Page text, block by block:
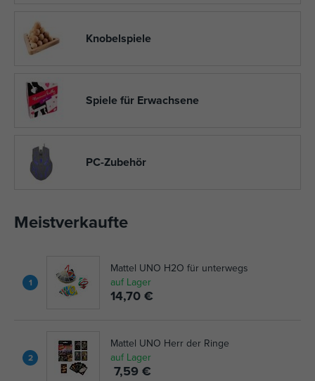
Knobelspiele
Spiele für Erwachsene
PC-Zubehör
Meistverkaufte
1
Mattel UNO H2O für unterwegs
auf Lager
14,70 €
2
Mattel UNO Herr der Ringe
auf Lager
7,59 €